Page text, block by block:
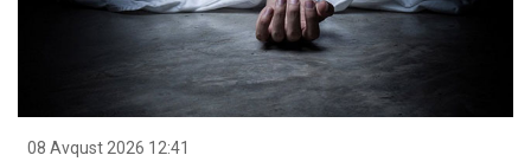
08 Avqust 2026 12:41